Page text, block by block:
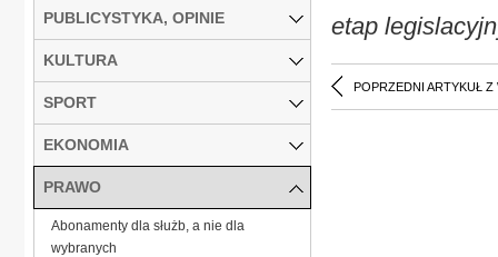
etap
POPRZEDNI ARTYKUŁ Z
PUBLICYSTYKA, OPINIE
KULTURA
SPORT
EKONOMIA
PRAWO
Abonamenty dla służb, a nie dla
wybranych